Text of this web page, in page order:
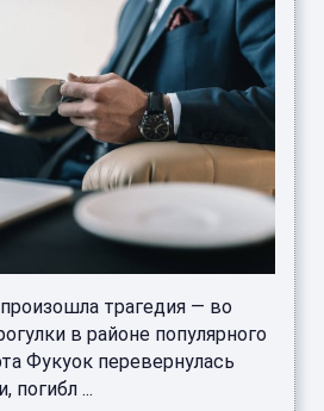
трагедия — во
в районе популярного
Фукуок перевернулась
погибл ...